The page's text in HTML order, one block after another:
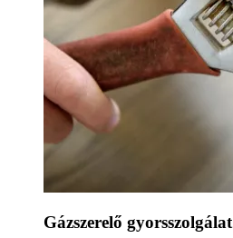
Gázszerelő gyorsszolgálat